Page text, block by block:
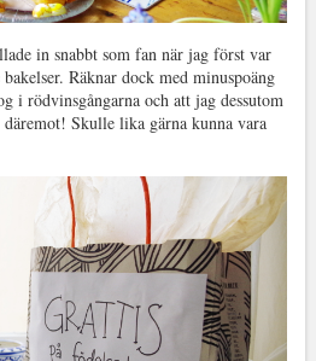
in snabbt som fan när jag först var
Räknar dock med minuspoäng
i rödvinsgångarna och att jag dessutom
Skulle lika gärna kunna vara